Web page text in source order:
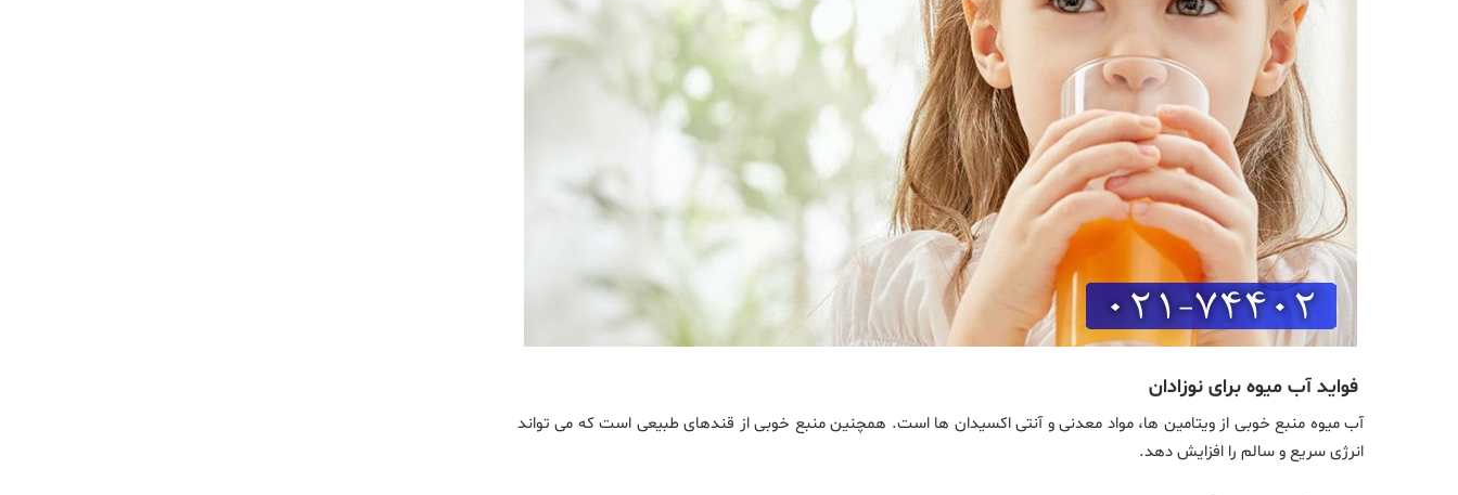
فواید آب میوه برای نوزادان
آب میوه منبع خوبی از ویتامین ها، مواد معدنی و آنتی اکسیدان ها است. همچنین منبع خوبی از قندهای طبیعی است که می تواند
انرژی سریع و سالم را افزایش دهد.